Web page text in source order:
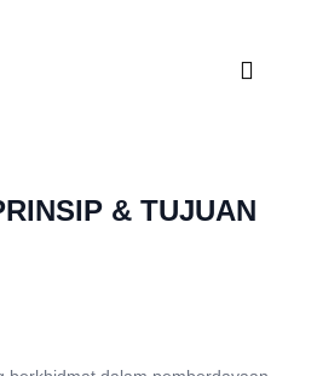
& TUJUAN